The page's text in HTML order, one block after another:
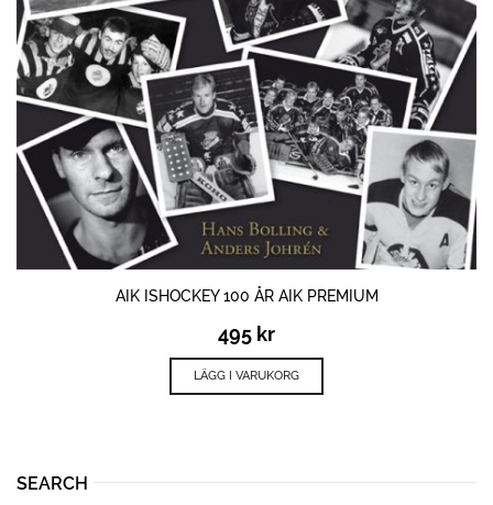
AIK ISHOCKEY 100 ÅR AIK PREMIUM
495 kr
LÄGG I VARUKORG
SEARCH